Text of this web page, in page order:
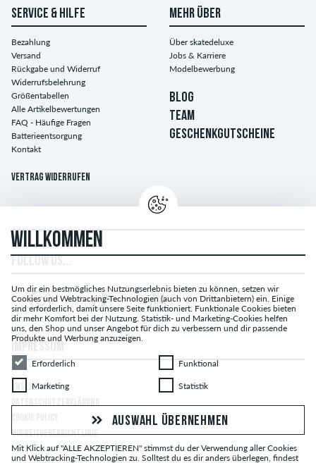
SERVICE & HILFE
Bezahlung
Versand
Rückgabe und Widerruf
Widerrufsbelehrung
Größentabellen
Alle Artikelbewertungen
FAQ - Häufige Fragen
Batterieentsorgung
Kontakt
Vertrag widerrufen
MEHR ÜBER
Über skatedeluxe
Jobs & Karriere
Modelbewerbung
BLOG
TEAM
GESCHENKGUTSCHEINE
UNSERE AGB
DATENSCHUTZERKLÄRUNG
HINWEISGEBERRICHTLINIE
WILLKOMMEN
Um dir ein bestmögliches Nutzungserlebnis bieten zu können, setzen wir
Cookies und Webtracking-Technologien (auch von Drittanbietern) ein. Einige
sind erforderlich, damit unsere Seite funktioniert. Funktionale Cookies bieten
dir mehr Komfort bei der Nutzung. Statistik- und Marketing-Cookies helfen
uns, den Shop und unser Angebot für dich zu verbessern und dir passende
Produkte und Werbung anzuzeigen.
Erforderlich
Erforderlich FunktionalFunktional
MarketingMarketing StatistikStatistik
AUSWAHL ÜBERNEHMEN
Mit Klick auf "ALLE AKZEPTIEREN" stimmst du der Verwendung aller Cookies
und Webtracking-Technologien zu. Solltest du es dir anders überlegen, findest